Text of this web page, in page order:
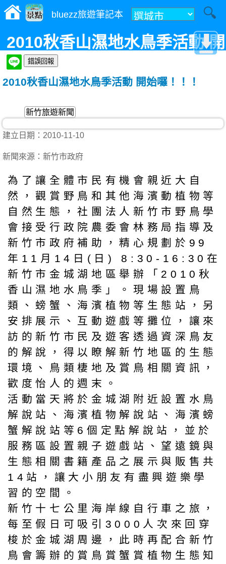
bluezz旅遊筆記本
2010秋香山濕地水鳥季活動 開
2010秋香山濕地水鳥季活動 開始囉！！！
新竹旅遊新聞
建立日期：2010-11-10
新聞來源：新竹市政府
為了讓全體市民有機會親近大自
然，觀賞野鳥和其他海濱動植物等
自然生態，社團法人新竹市野鳥學
會接受行政院農委會林務局指導及
新竹市政府補助，精心規劃於99
年11月14日(日) 8:30-16:30在
新竹市金城湖地區舉辦「2010秋
香山濕地水鳥季」。現場設置鳥
類、螃蟹、海濱植物等生態站，另
安排展示、互動遊戲等攤位，讓來
訪的新竹市民及遊客透過資深鳥友
的解說，得以瞭解新竹地區的生態
環境、鳥類棲地及賞鳥相關資訊，
歡度怡人的週末。
活動當天將於金城湖附近設置水鳥
解說站、海濱植物解說站、海濱螃
蟹解說站等6個定點解說站，並於
服務區設置親子遊戲站、望遠鏡與
生態相關書籍產品之展示與販售共
14站，讓大小朋友有盡興遊樂學
習的空間。
新竹十七公里海岸線自行車之旅，
每至假日可吸引3000人次來回穿
梭於金城湖周邊，此時再配合新竹
鳥會籌辦的賞鳥賞蟹賞植物生態知